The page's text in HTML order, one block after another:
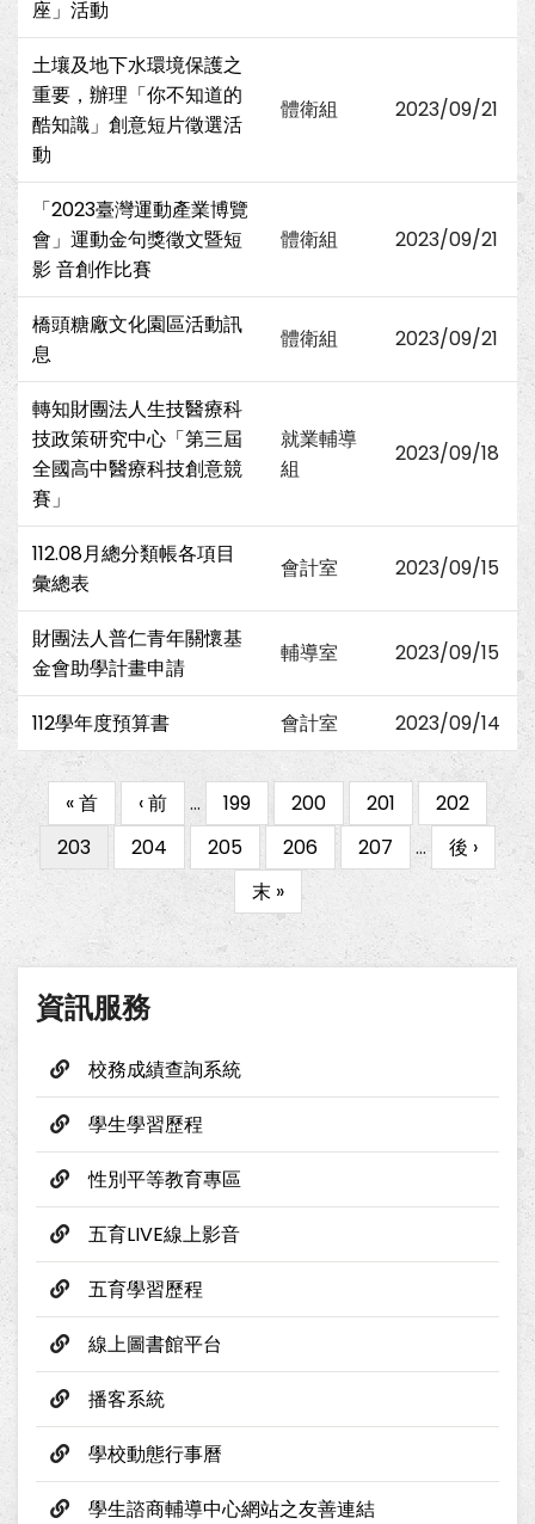
座」活動
土壤及地下水環境保護之
重要，辦理「你不知道的
酷知識」創意短片徵選活
動
體衛組 2023/09/21
「2023臺灣運動產業博覽
會」運動金句獎徵文暨短
影 音創作比賽
體衛組 2023/09/21
橋頭糖廠文化園區活動訊
息
體衛組 2023/09/21
轉知財團法人生技醫療科
技政策研究中心「第三屆
全國高中醫療科技創意競
賽」
就業輔導
組
2023/09/18
112.08月總分類帳各項目
彙總表
會計室 2023/09/15
財團法人普仁青年關懷基
金會助學計畫申請
輔導室 2023/09/15
112學年度預算書 會計室 2023/09/14
Pagination
First
page
« 首
Previous
page
‹ 前 … Page
199 Page
200 Page
201 Page
202
目
前
203 Page
204 Page
205 Page
206 Page
207 …
下
一
頁
後 ›
Last
page
末 »
資訊服務
校務成績查詢系統
學生學習歷程
性別平等教育專區
五育LIVE線上影音
五育學習歷程
線上圖書館平台
播客系統
學校動態行事曆
學生諮商輔導中心網站之友善連結